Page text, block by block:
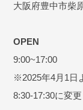
大阪府豊中市柴
OPEN
9:00~17:00
※2025年4月1日
8:30-17:30に変更